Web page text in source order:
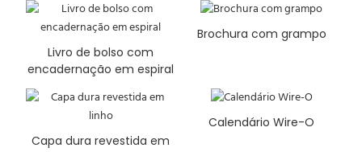
Livro de bolso com
encadernação em espiral
Brochura com grampo
Capa dura revestida em
Calendário Wire-O